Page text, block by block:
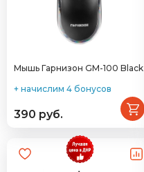
Мышь Гарнизон GM-100 Black
+ начислим 4 бонусов
390 руб.